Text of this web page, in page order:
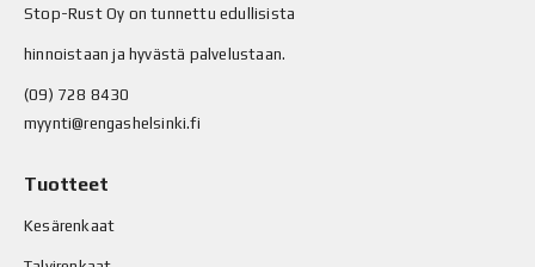
Stop-Rust Oy on tunnettu edullisista
hinnoistaan ja hyvästä palvelustaan.
(09) 728 8430
myynti@rengashelsinki.fi
Tuotteet
Kesärenkaat